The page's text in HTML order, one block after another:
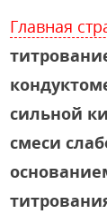
Главная
сильной
смеси